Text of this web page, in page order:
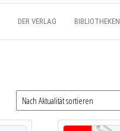
DER VERLAG BIBLIOTHEKEN